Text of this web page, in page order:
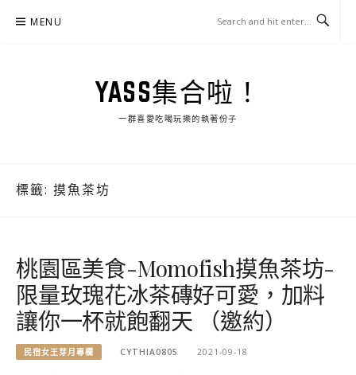
MENU
YASS集合啦！
一群喜愛吃喝玩樂的執著份子
標籤: 摸魚茶坊
桃園區美食-Momofish摸魚茶坊-
限量玫瑰花冰茶磚好可愛，加料
讓你一杯就飽翻天 （邀約）
民宿女王芽月專欄 CYTHIA0805 2021-09-18